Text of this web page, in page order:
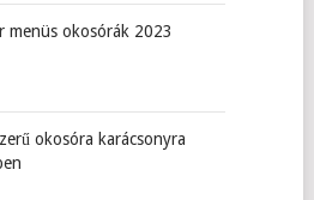
menüs okosórák 2023
okosóra karácsonyra